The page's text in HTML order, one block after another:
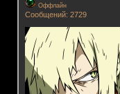
Оффлайн
Сообщений: 2729